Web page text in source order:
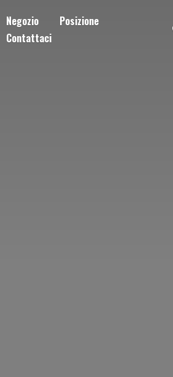
Negozio
Posizione
Contattaci